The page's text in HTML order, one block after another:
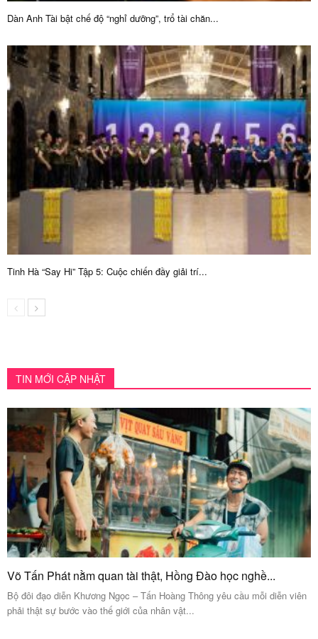
Dàn Anh Tài bật chế độ “nghỉ dưỡng”, trổ tài chăn...
Tinh Hà “Say Hi” Tập 5: Cuộc chiến đầy giải trí...
TIN MỚI CẬP NHẬT
Võ Tấn Phát nằm quan tài thật, Hồng Đào học nghề...
Bộ đôi đạo diễn Khương Ngọc – Tấn Hoàng Thông yêu cầu mỗi diễn viên
phải thật sự bước vào thế giới của nhân vật...